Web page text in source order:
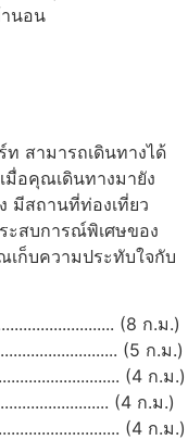
นอน
ท สามารถเดินทางได้
มื่อคุณเดินทางมายัง
มีสถานที่ท่องเที่ยว
ะสบการณ์พิเศษของ
เก็บความประทับใจกับ
(8 ก.ม.)
(5 ก.ม.)
(4 ก.ม.)
(4 ก.ม.)
(4 ก.ม.)